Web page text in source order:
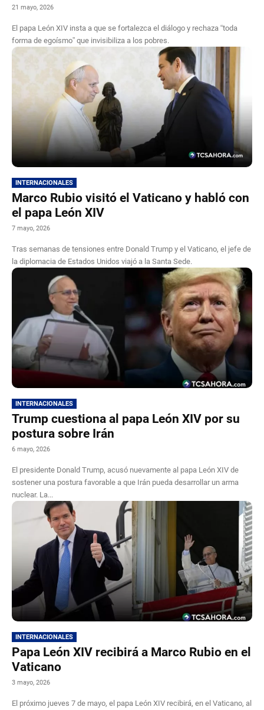
21 mayo, 2026
El papa León XIV insta a que se fortalezca el diálogo y rechaza “toda
forma de egoísmo” que invisibiliza a los pobres.
INTERNACIONALES
Marco Rubio visitó el Vaticano y habló con
el papa León XIV
7 mayo, 2026
Tras semanas de tensiones entre Donald Trump y el Vaticano, el jefe de
la diplomacia de Estados Unidos viajó a la Santa Sede.
INTERNACIONALES
Trump cuestiona al papa León XIV por su
postura sobre Irán
6 mayo, 2026
El presidente Donald Trump, acusó nuevamente al papa León XIV de
sostener una postura favorable a que Irán pueda desarrollar un arma
nuclear. La...
INTERNACIONALES
Papa León XIV recibirá a Marco Rubio en el
Vaticano
3 mayo, 2026
El próximo jueves 7 de mayo, el papa León XIV recibirá, en el Vaticano, al